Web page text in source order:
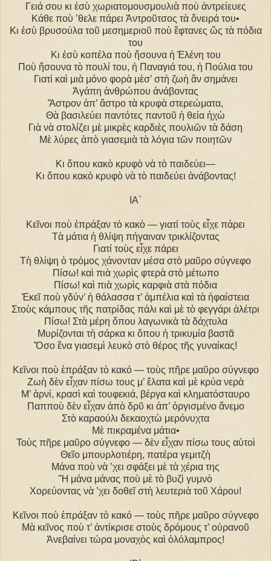
Γειά σου κι ἐσὺ χωριατομουσμουλιὰ ποὺ ἀντρείευες
Κάθε ποὺ ’θελε πάρει Ἀντροῦτσος τὰ ὄνειρά του•
Κι ἐσὺ βρυσούλα τοῦ μεσημεριοῦ ποὺ ἔφτανες ὥς τὰ πόδια
του
Κι ἐσὺ κοπέλα ποὺ ἤσουνα ἡ Ἑλένη του
Ποὺ ἤσουνα τὸ πουλί του, ἡ Παναγιά του, ἡ Πούλια του
Γιατί καὶ μιὰ μόνο φορὰ μὲσ’ στὴ ζωὴ ἂν σημάνει
Ἀγάπη ἀνθρώπου ἀνάβοντας
Ἄστρον ἀπ’ ἄστρο τὰ κρυφὰ στερεώματα,
Θὰ βασιλεύει παντότες παντοῦ ἡ θεία ἠχὼ
Γιὰ νὰ στολίζει μὲ μικρὲς καρδιὲς πουλιῶν τὰ δάση
Μὲ λύρες ἀπὸ γιασεμιὰ τὰ λόγια τῶν ποιητῶν
Κι ὅπου κακὸ κρυφὸ νὰ τὸ παιδεύει―
Κι ὅπου κακὸ κρυφὸ νὰ τὸ παιδεύει ἀνάβοντας!
IA΄
Κεῖνοι ποὺ ἐπράξαν τὸ κακὸ ― γιατί τοὺς εἶχε πάρει
Τὰ μάτια ἡ θλίψη πήγαιναν τρικλίζοντας
Γιατί τοὺς εἶχε πάρει
Τὴ θλίψη ὁ τρόμος χάνονταν μέσα στὸ μαῦρο σύγνεφο
Πίσω! καὶ πιὰ χωρὶς φτερὰ στὸ μέτωπο
Πίσω! καὶ πιὰ χωρὶς καρφιὰ στὰ πόδια
Ἐκεῖ ποὺ γδύν’ ἡ θάλασσα τ’ ἀμπέλια καὶ τὰ ἡφαίστεια
Στοὺς κάμπους τῆς πατρίδας πάλι καὶ μὲ τὸ φεγγάρι ἀλέτρι
Πίσω! Στὰ μέρη ὅπου λαγωνικὰ τὰ δάχτυλα
Μυρίζονται τὴ σάρκα κι ὅπου ἡ τρικυμία βαστᾶ
Ὅσο ἕνα γιασεμὶ λευκὸ στὸ θέρος τῆς γυναίκας!
Κεῖνοι ποὺ ἐπράξαν τὸ κακό ― τοὺς πῆρε μαῦρο σύγνεφο
Ζωὴ δὲν εἶχαν πίσω τους μ’ ἔλατα καὶ μὲ κρύα νερὰ
M’ ἀρνί, κρασὶ καὶ τουφεκιά, βέργα καὶ κληματόσταυρο
Παπποὺ δὲν εἶχαν ἀπὸ δρῦ κι ἀπ’ ὀργισμένο ἄνεμο
Στὸ καραούλι δεκαοχτὼ μερόνυχτα
Μὲ πικραμένα μάτια•
Τοὺς πῆρε μαῦρο σύγνεφο ― δὲν εἶχαν πίσω τους αὐτοὶ
Θεῖο μπουρλοτιέρη, πατέρα γεμιτζὴ
Μάνα ποὺ νὰ ’χει σφάξει μὲ τὰ χέρια της
Ἢ μάνα μάνας ποὺ μὲ τὸ βυζὶ γυμνὸ
Χορεύοντας νὰ ’χει δοθεῖ στὴ λευτεριὰ τοῦ Χάρου!
Κεῖνοι ποὺ ἐπράξαν τὸ κακό ― τοὺς πῆρε μαῦρο σύγνεφο
Μὰ κεῖνος ποὺ τ’ ἀντίκρισε στοὺς δρόμους τ’ οὐρανοῦ
Ἀνεβαίνει τώρα μοναχὸς καὶ ὁλόλαμπρος!